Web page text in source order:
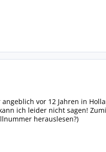
vor 12 Jahren in
ich leider nicht sagen!
herauslesen?)